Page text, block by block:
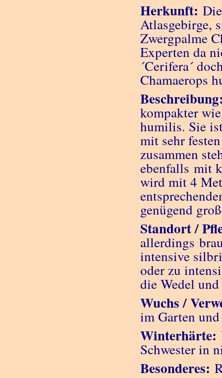
Herkunft:
Atlasgebirge,
Zwergpalme
Experten da
´Cerifera´
Chamaerops
kompakter
humilis. Sie
mit sehr
zusammen
ebenfalls mit
wird mit 4
genügend
Standort /
allerdings
intensive
oder zu
die Wedel
Wuchs /
im Garten
Winterhärte:
Schwester in
Besonderes: